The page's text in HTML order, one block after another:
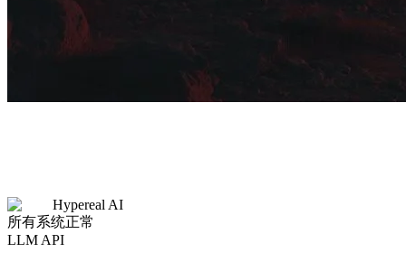
Hypereal AI
所有系统正常
LLM API